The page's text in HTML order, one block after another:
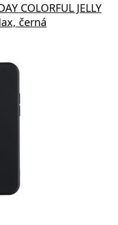
COLORFUL JELLY
černá